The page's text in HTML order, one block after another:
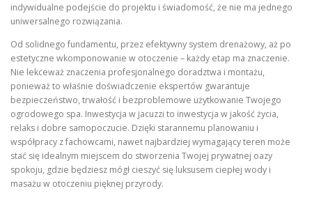
indywidualne podejście do projektu i świadomość, że nie ma jednego
uniwersalnego rozwiązania.
Od solidnego fundamentu, przez efektywny system drenażowy, aż po
estetyczne wkomponowanie w otoczenie – każdy etap ma znaczenie.
Nie lekceważ znaczenia profesjonalnego doradztwa i montażu,
ponieważ to właśnie doświadczenie ekspertów gwarantuje
bezpieczeństwo, trwałość i bezproblemowe użytkowanie Twojego
ogrodowego spa. Inwestycja w jacuzzi to inwestycja w jakość życia,
relaks i dobre samopoczucie. Dzięki starannemu planowaniu i
współpracy z fachowcami, nawet najbardziej wymagający teren może
stać się idealnym miejscem do stworzenia Twojej prywatnej oazy
spokoju, gdzie będziesz mógł cieszyć się luksusem ciepłej wody i
masażu w otoczeniu pięknej przyrody.